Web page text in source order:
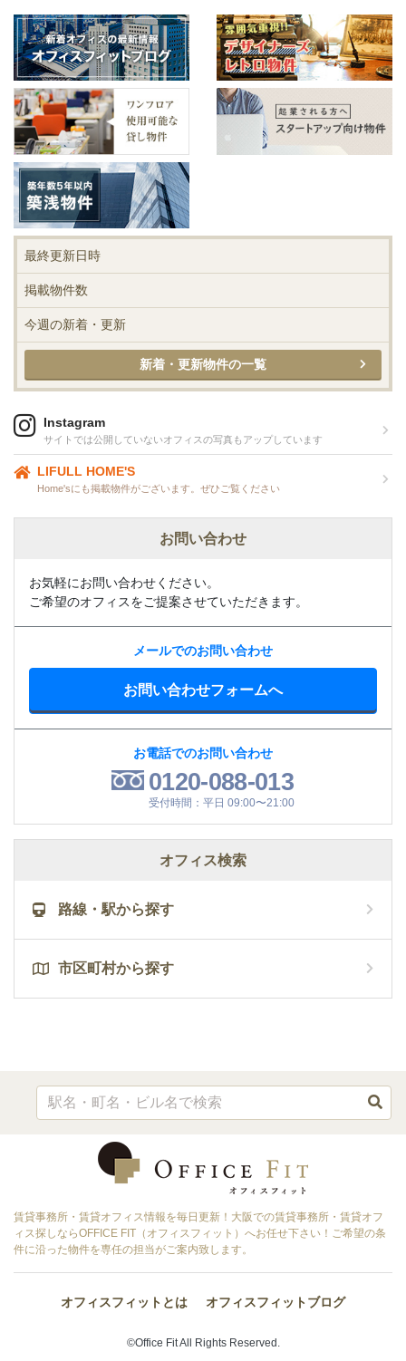
最終更新日時
掲載物件数
今週の新着・更新
新着・更新物件の一覧
Instagram
サイトでは公開していないオフィスの写真もアップしています
LIFULL HOME'S
Home'sにも掲載物件がございます。ぜひご覧ください
お問い合わせ
お気軽にお問い合わせください。
ご希望のオフィスをご提案させていただきます。
メールでのお問い合わせ
お問い合わせフォームへ
お電話でのお問い合わせ
0120-088-013
受付時間：平日 09:00〜21:00
オフィス検索
路線・駅から探す
市区町村から探す
賃貸事務所・賃貸オフィス情報を毎日更新！大阪での賃貸事務所・賃貸オフ
ィス探しならOFFICE FIT（オフィスフィット）へお任せ下さい！ご希望の条
件に沿った物件を専任の担当がご案内致します。
オフィスフィットとは オフィスフィットブログ
©Office Fit All Rights Reserved.